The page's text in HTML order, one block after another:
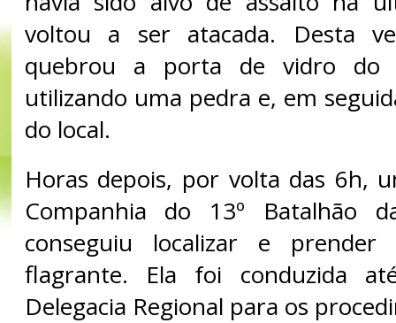
voltou a ser atacada. Desta
quebrou a porta de vidro do
utilizando uma pedra e, em
do local.
Horas depois, por volta das 6h,
Companhia do 13º Batalhão
conseguiu localizar e
flagrante. Ela foi conduzida
Delegacia Regional para os